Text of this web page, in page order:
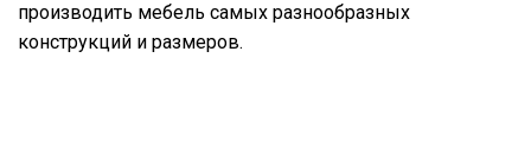
производить мебель самых разнообразных
конструкций и размеров.